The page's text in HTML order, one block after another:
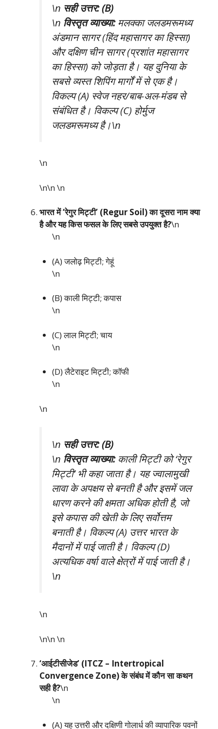
\n सही उत्तर: (B)
\n विस्तृत व्याख्या:मलक्का जलडमरूमध्य
अंडमान सागर (हिंद महासागर का हिस्सा)
और दक्षिण चीन सागर (प्रशांत महासागर
का हिस्सा) को जोड़ता है। यह दुनिया के
सबसे व्यस्त शिपिंग मार्गों में से एक है।
विकल्प (A) स्वेज नहर/बाब-अल-मंडब से
संबंधित है। विकल्प (C) होर्मुज
जलडमरूमध्य है।\n
\n
\n\n\n
भारत में ‘रेगुर मिट्टी’ (Regur Soil) का दूसरा नाम क्या
है और यह किस फसल के लिए सबसे उपयुक्त है?\n
\n
(A) जलोढ़ मिट्टी; गेहूं
\n
(B) काली मिट्टी; कपास
\n
(C) लाल मिट्टी; चाय
\n
(D) लैटेराइट मिट्टी; कॉफी
\n
\n
\n सही उत्तर: (B)
\n विस्तृत व्याख्या:काली मिट्टी को ‘रेगुर
मिट्टी’ भी कहा जाता है। यह ज्वालामुखी
लावा के अपक्षय से बनती है और इसमें जल
धारण करने की क्षमता अधिक होती है, जो
इसे कपास की खेती के लिए सर्वोत्तम
बनाती है। विकल्प (A) उत्तर भारत के
मैदानों में पाई जाती है। विकल्प (D)
अत्यधिक वर्षा वाले क्षेत्रों में पाई जाती है।
\n
\n
\n\n\n
‘आईटीसीजेड’ (ITCZ – Intertropical
Convergence Zone) के संबंध में कौन सा कथन
सही है?\n
\n
(A) यह उत्तरी और दक्षिणी गोलार्ध की व्यापारिक पवनों